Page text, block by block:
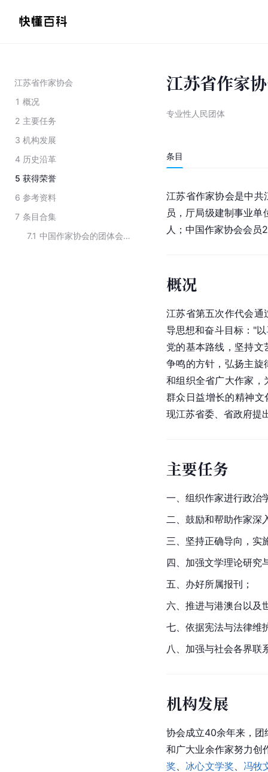
江苏省作家协会
1 概况
2 主要任务
3 机构发展
4 历史沿革
5 获得荣誉
6 参考资料
7 条目合集
7.1
中国作家协会的团体会员
江苏省作家
专业性人民团体
条目
江苏省作家协会是中
员，厅局级建制事业
人；中国作家协会会
概况
江苏省第五次作代会通
导思想和奋斗目标："以
党的基本路线，坚持文
争鸣的方针，弘扬主旋
和组织全省广大作家，
群众日益增长的精神
现江苏省委、省政府提
主要任务
一、组织作家进行政治
二、鼓励和帮助作家深
三、坚持正确导向，实
四、加强文学理论研究
五、办好所属报刊；
六、推进与港澳台以及
七、依据宪法与法律维
八、加强与社会各界联
机构发展
协会成立40余年来，团
和广大业余作家努力创
奖
冰心文学奖
冯牧